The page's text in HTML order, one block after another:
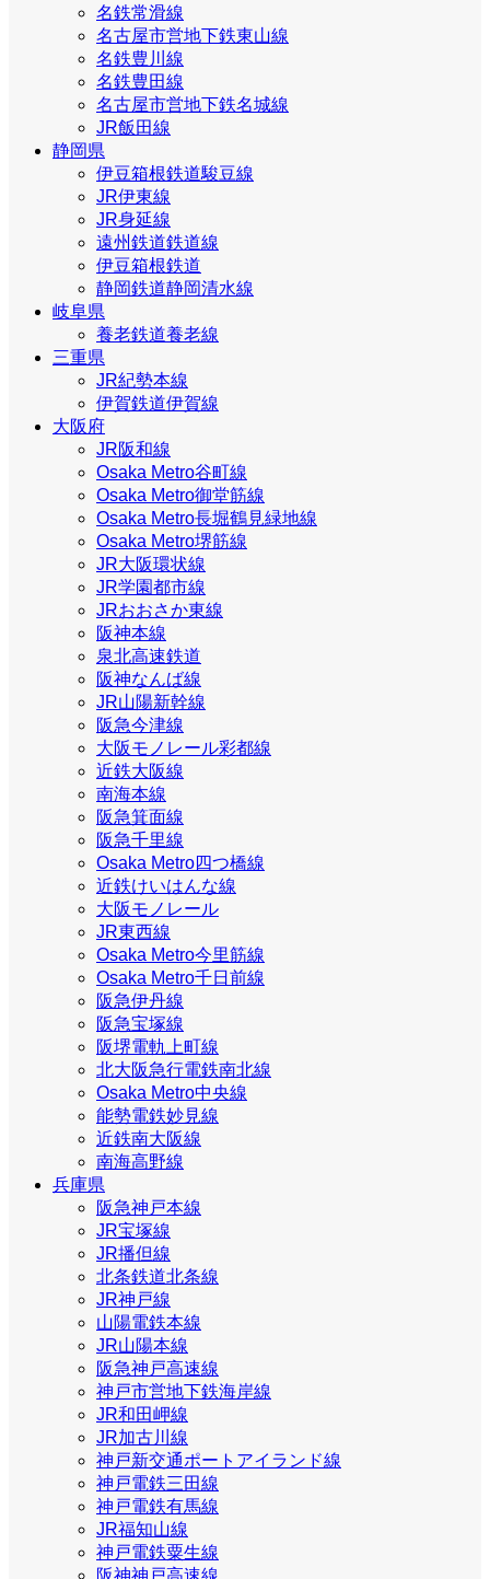
名鉄常滑線
名古屋市営地下鉄東山線
名鉄豊川線
名鉄豊田線
名古屋市営地下鉄名城線
JR飯田線
静岡県
伊豆箱根鉄道駿豆線
JR伊東線
JR身延線
遠州鉄道鉄道線
伊豆箱根鉄道
静岡鉄道静岡清水線
岐阜県
養老鉄道養老線
三重県
JR紀勢本線
伊賀鉄道伊賀線
大阪府
JR阪和線
Osaka Metro谷町線
Osaka Metro御堂筋線
Osaka Metro長堀鶴見緑地線
Osaka Metro堺筋線
JR大阪環状線
JR学園都市線
JRおおさか東線
阪神本線
泉北高速鉄道
阪神なんば線
JR山陽新幹線
阪急今津線
大阪モノレール彩都線
近鉄大阪線
南海本線
阪急箕面線
阪急千里線
Osaka Metro四つ橋線
近鉄けいはんな線
大阪モノレール
JR東西線
Osaka Metro今里筋線
Osaka Metro千日前線
阪急伊丹線
阪急宝塚線
阪堺電軌上町線
北大阪急行電鉄南北線
Osaka Metro中央線
能勢電鉄妙見線
近鉄南大阪線
南海高野線
兵庫県
阪急神戸本線
JR宝塚線
JR播但線
北条鉄道北条線
JR神戸線
山陽電鉄本線
JR山陽本線
阪急神戸高速線
神戸市営地下鉄海岸線
JR和田岬線
JR加古川線
神戸新交通ポートアイランド線
神戸電鉄三田線
神戸電鉄有馬線
JR福知山線
神戸電鉄粟生線
阪神神戸高速線